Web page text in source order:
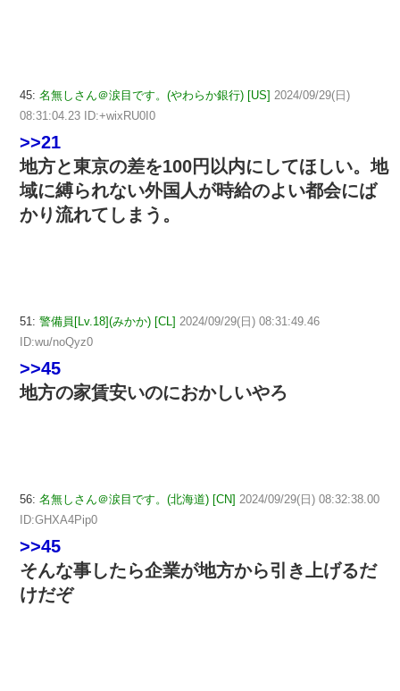
45: 名無しさん＠涙目です。(やわらか銀行) [US] 2024/09/29(日)
08:31:04.23 ID:+wixRU0I0
>>21
地方と東京の差を100円以内にしてほしい。地
域に縛られない外国人が時給のよい都会にば
かり流れてしまう。
51: 警備員[Lv.18](みかか) [CL] 2024/09/29(日) 08:31:49.46
ID:wu/noQyz0
>>45
地方の家賃安いのにおかしいやろ
56: 名無しさん＠涙目です。(北海道) [CN] 2024/09/29(日) 08:32:38.00
ID:GHXA4Pip0
>>45
そんな事したら企業が地方から引き上げるだ
けだぞ